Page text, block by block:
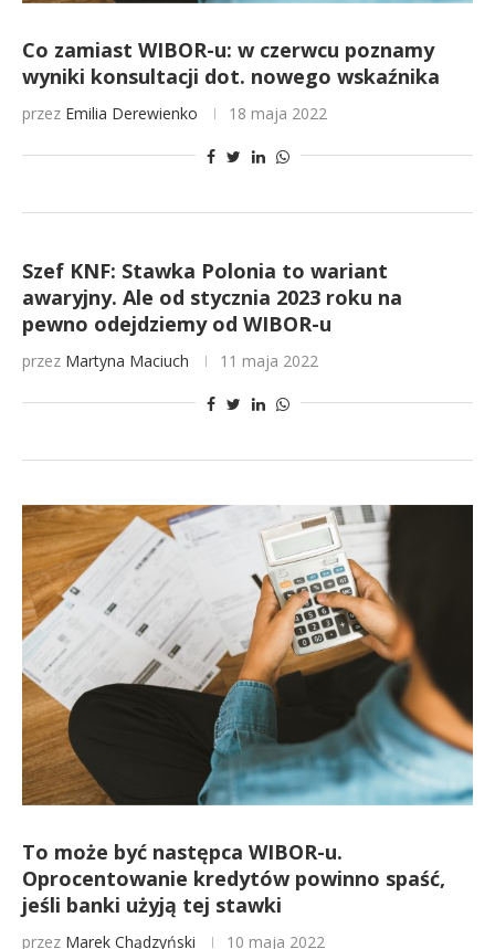
Co zamiast WIBOR-u: w czerwcu poznamy
wyniki konsultacji dot. nowego wskaźnika
przez Emilia Derewienko 18 maja 2022
Szef KNF: Stawka Polonia to wariant
awaryjny. Ale od stycznia 2023 roku na
pewno odejdziemy od WIBOR-u
przez Martyna Maciuch 11 maja 2022
To może być następca WIBOR-u.
Oprocentowanie kredytów powinno spaść,
jeśli banki użyją tej stawki
przez Marek Chądzyński 10 maja 2022